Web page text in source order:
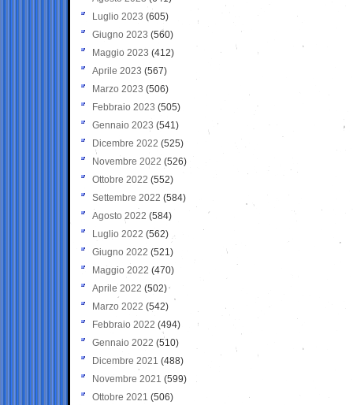
Luglio 2023 (605)
Giugno 2023 (560)
Maggio 2023 (412)
Aprile 2023 (567)
Marzo 2023 (506)
Febbraio 2023 (505)
Gennaio 2023 (541)
Dicembre 2022 (525)
Novembre 2022 (526)
Ottobre 2022 (552)
Settembre 2022 (584)
Agosto 2022 (584)
Luglio 2022 (562)
Giugno 2022 (521)
Maggio 2022 (470)
Aprile 2022 (502)
Marzo 2022 (542)
Febbraio 2022 (494)
Gennaio 2022 (510)
Dicembre 2021 (488)
Novembre 2021 (599)
Ottobre 2021 (506)